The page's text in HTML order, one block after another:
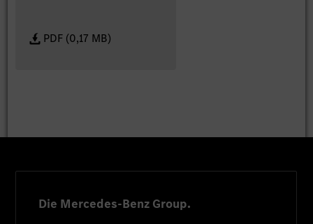
PDF (0,17 MB)
Die Mercedes-Benz Group.